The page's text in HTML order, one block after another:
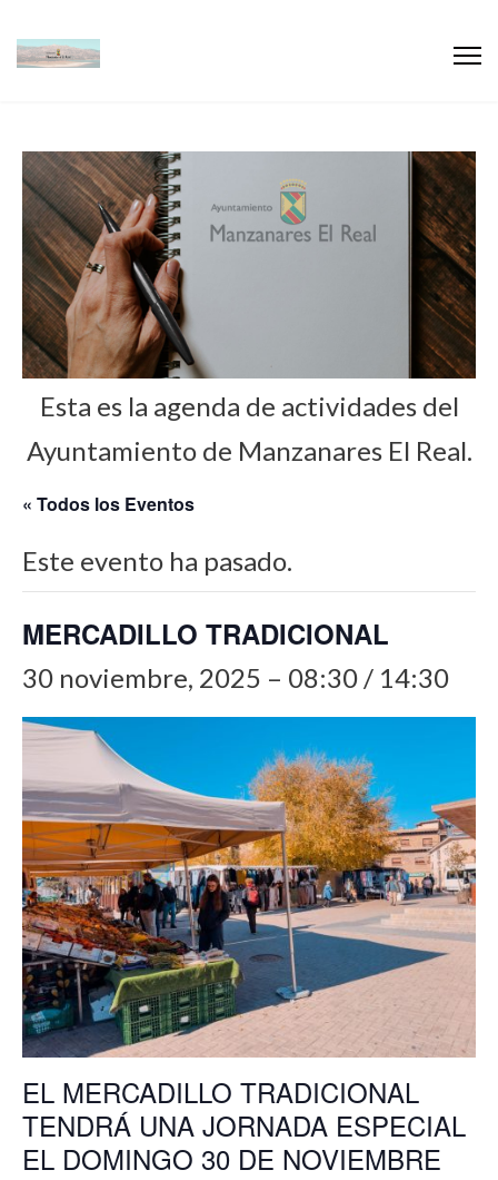
Esta es la agenda de actividades del
Ayuntamiento de Manzanares El Real.
« Todos los Eventos
Este evento ha pasado.
MERCADILLO TRADICIONAL
30 noviembre, 2025 – 08:30 / 14:30
EL MERCADILLO TRADICIONAL
TENDRÁ UNA JORNADA ESPECIAL
EL DOMINGO 30 DE NOVIEMBRE